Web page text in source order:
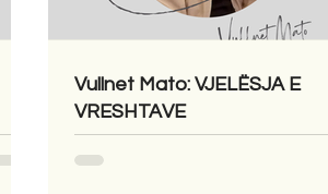
Vullnet Mato: VJELËSJA E
VRESHTAVE